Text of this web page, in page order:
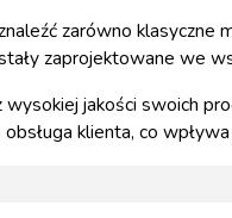
zarówno
zaprojektowane we
wysokiej jakości swoich
klienta, co